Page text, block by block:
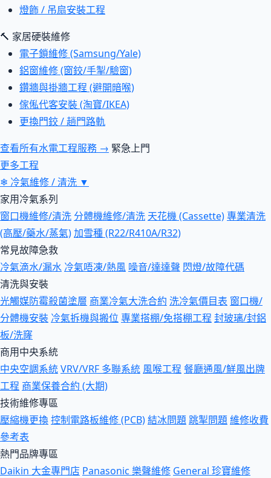
燈飾 / 吊扇安裝工程
🔨 家居硬裝維修
電子鎖維修 (Samsung/Yale)
鋁窗維修 (窗鉸/手掣/驗窗)
鑽牆與掛牆工程 (避開暗喉)
傢俬代客安裝 (淘寶/IKEA)
更換門鉸 / 趟門路軌
查看所有水電工程服務 → 緊急上門
更多工程
❄ 冷氣維修 / 清洗 ▼
家用冷氣系列
窗口機維修/清洗 分體機維修/清洗 天花機 (Cassette)專業清洗
(高壓/藥水/蒸氣)加雪種 (R22/R410A/R32)
常見故障急救
冷氣滴水/漏水 冷氣唔凍/熱風 噪音/達達聲 閃燈/故障代碼
清洗與安裝
光觸媒防霉殺菌塗層 商業冷氣大洗合約 洗冷氣價目表 窗口機/
分體機安裝 冷氣拆機與搬位 專業搭棚/免搭棚工程 封玻璃/封鋁
板/洗窿
商用中央系統
中央空調系統VRV/VRF 多聯系統 風喉工程 餐廳通風/鮮風出牌
工程 商業保養合約 (大期)
技術維修專區
壓縮機更換控制電路板維修 (PCB)結冰問題跳掣問題維修收費
參考表
熱門品牌專區
Daikin 大金專門店 Panasonic 樂聲維修 General 珍寶維修